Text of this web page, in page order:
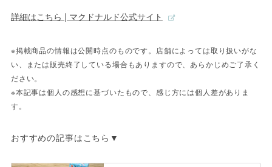
詳細はこちら | マクドナルド公式サイト
※掲載商品の情報は公開時点のものです。店舗によっては取り扱いがな
い、または販売終了している場合もありますので、あらかじめご了承く
ださい。
※本記事は個人の感想に基づいたもので、感じ方には個人差がありま
す。
おすすめの記事はこちら▼